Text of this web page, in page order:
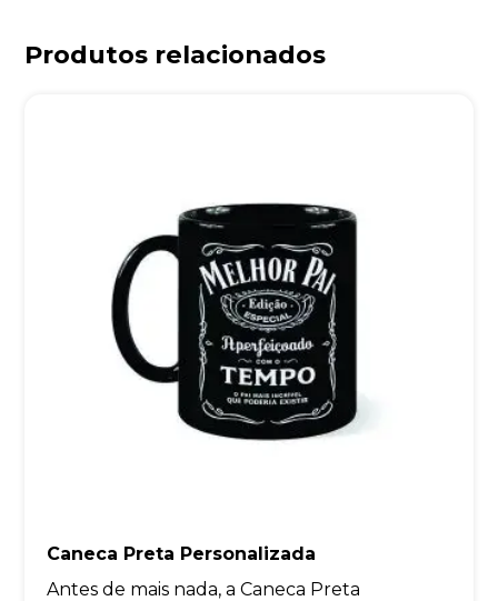
Produtos relacionados
Caneca Preta Personalizada
Antes de mais nada, a Caneca Preta